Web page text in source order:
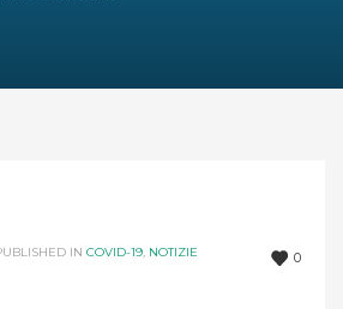
0
IN COVID-19, NOTIZIE